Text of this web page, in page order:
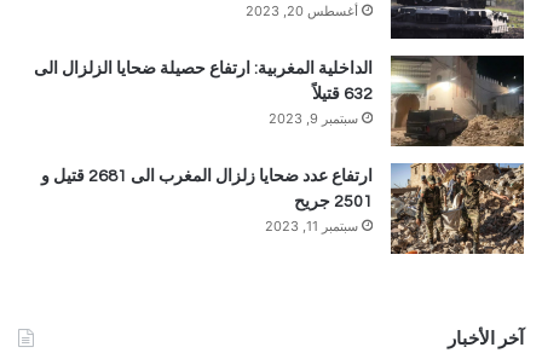
أغسطس 20, 2023
الداخلية المغربية: ارتفاع حصيلة ضحايا الزلزال الى
632 قتيلاً
سبتمبر 9, 2023
ارتفاع عدد ضحايا زلزال المغرب الى 2681 قتيل و
2501 جريح
سبتمبر 11, 2023
آخر الأخبار